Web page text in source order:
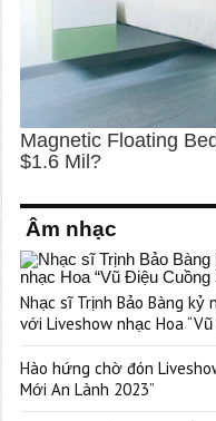
Âm nhạc
Nhạc sĩ Trịnh Bảo Bàng kỷ
với Liveshow nhạc Hoa
Hào hứng chờ đón
Mới An Lành 2023”